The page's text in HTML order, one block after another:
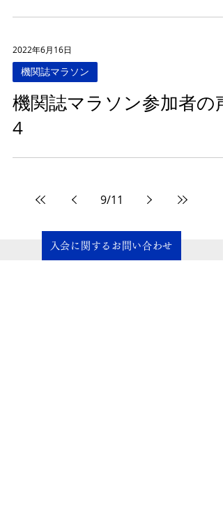
2022年6月16日
機関誌マラソン
機関誌マラソン参加者の声
4
9/11
入会に関するお問い合わせ